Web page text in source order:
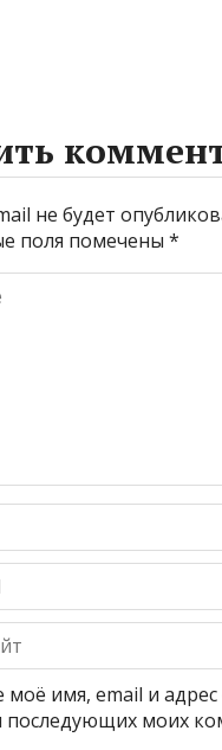
не будет
поля помечены*
моё имя, email и адрес
последующих моих